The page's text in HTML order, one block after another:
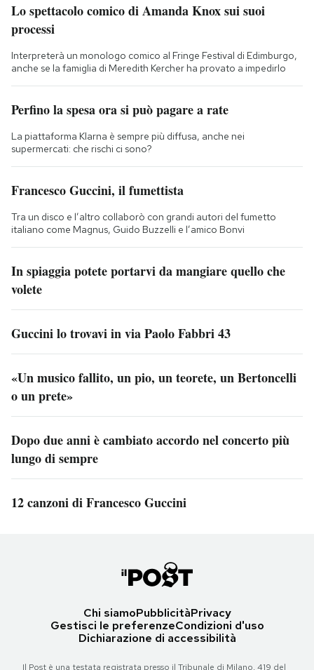
Lo spettacolo comico di Amanda Knox sui suoi
processi
Interpreterà un monologo comico al Fringe Festival di Edimburgo,
anche se la famiglia di Meredith Kercher ha provato a impedirlo
Perfino la spesa ora si può pagare a rate
La piattaforma Klarna è sempre più diffusa, anche nei
supermercati: che rischi ci sono?
Francesco Guccini, il fumettista
Tra un disco e l’altro collaborò con grandi autori del fumetto
italiano come Magnus, Guido Buzzelli e l’amico Bonvi
In spiaggia potete portarvi da mangiare quello che
volete
Guccini lo trovavi in via Paolo Fabbri 43
«Un musico fallito, un pio, un teorete, un Bertoncelli
o un prete»
Dopo due anni è cambiato accordo nel concerto più
lungo di sempre
12 canzoni di Francesco Guccini
Chi siamoPubblicitàPrivacy
Gestisci le preferenzeCondizioni d'uso
Dichiarazione di accessibilità
Il Post è una testata registrata presso il Tribunale di Milano, 419 del